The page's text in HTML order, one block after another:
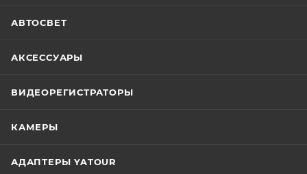
АВТОСВЕТ
АКСЕССУАРЫ
ВИДЕОРЕГИСТРАТОРЫ
КАМЕРЫ
АДАПТЕРЫ YATOUR